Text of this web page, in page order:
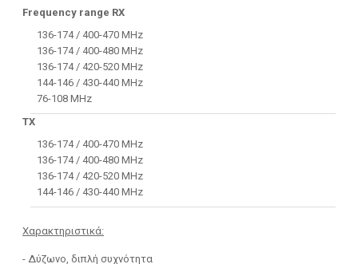
Frequency range RX
136-174 / 400-470 MHz
136-174 / 400-480 MHz
136-174 / 420-520 MHz
144-146 / 430-440 MHz
76-108 MHz
TX
136-174 / 400-470 MHz
136-174 / 400-480 MHz
136-174 / 420-520 MHz
144-146 / 430-440 MHz
Χαρακτηριστικά:
- Δύζωνο, διπλή συχνότητα